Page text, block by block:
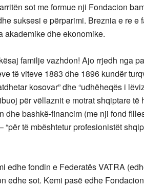
sot me formue nji Fondacion
suksesi e përparimi. Breznia e re e
akademike dhe ekonomike.
familje vazhdon! Ajo rrjedh nga
të viteve 1883 dhe 1896 kundër
kosovar” dhe “udhëheqës i
për vëllaznit e motrat shqiptare
bashkë-financim (me nji fond
të mbështetur profesionistët
edhe fondin e Federatës VATRA
edhe sot. Kemi pasë edhe